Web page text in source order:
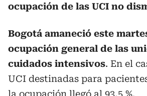
ocupación de las UCI no
Bogotá amaneció este
ocupación general de las
cuidados intensivos. En el
UCI destinadas para
la ocupación llegó al 93,5 %.